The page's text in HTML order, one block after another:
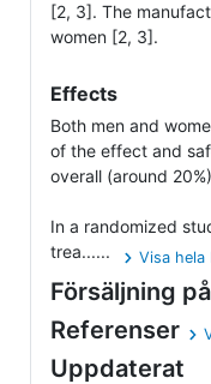
[2, 3]. The
women [2, 3].
Effects
Both men and
of the effect and
overall (around
In a randomized
trea......
Visa hela
Försäljning
Referenser
Uppdaterat